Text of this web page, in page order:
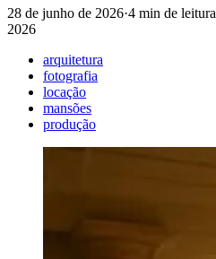
28 de junho de 2026·4 min de leitura
2026
arquitetura
fotografia
locação
mansões
produção